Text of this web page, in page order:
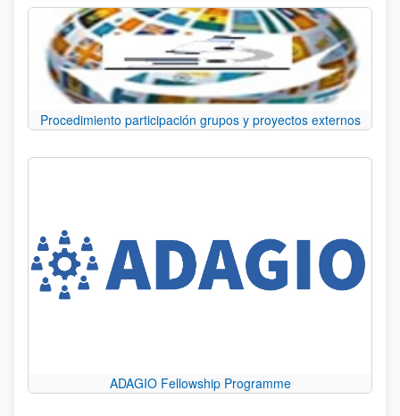
Procedimiento participación grupos y proyectos externos
ADAGIO Fellowship Programme